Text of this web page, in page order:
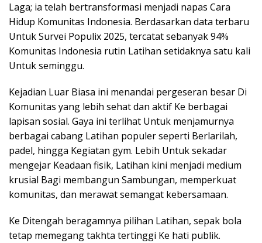
Laga; ia telah bertransformasi menjadi napas Cara
Hidup Komunitas Indonesia. Berdasarkan data terbaru
Untuk Survei Populix 2025, tercatat sebanyak 94%
Komunitas Indonesia rutin Latihan setidaknya satu kali
Untuk seminggu.
Kejadian Luar Biasa ini menandai pergeseran besar Di
Komunitas yang lebih sehat dan aktif Ke berbagai
lapisan sosial. Gaya ini terlihat Untuk menjamurnya
berbagai cabang Latihan populer seperti Berlarilah,
padel, hingga Kegiatan gym. Lebih Untuk sekadar
mengejar Keadaan fisik, Latihan kini menjadi medium
krusial Bagi membangun Sambungan, memperkuat
komunitas, dan merawat semangat kebersamaan.
Ke Ditengah beragamnya pilihan Latihan, sepak bola
tetap memegang takhta tertinggi Ke hati publik.